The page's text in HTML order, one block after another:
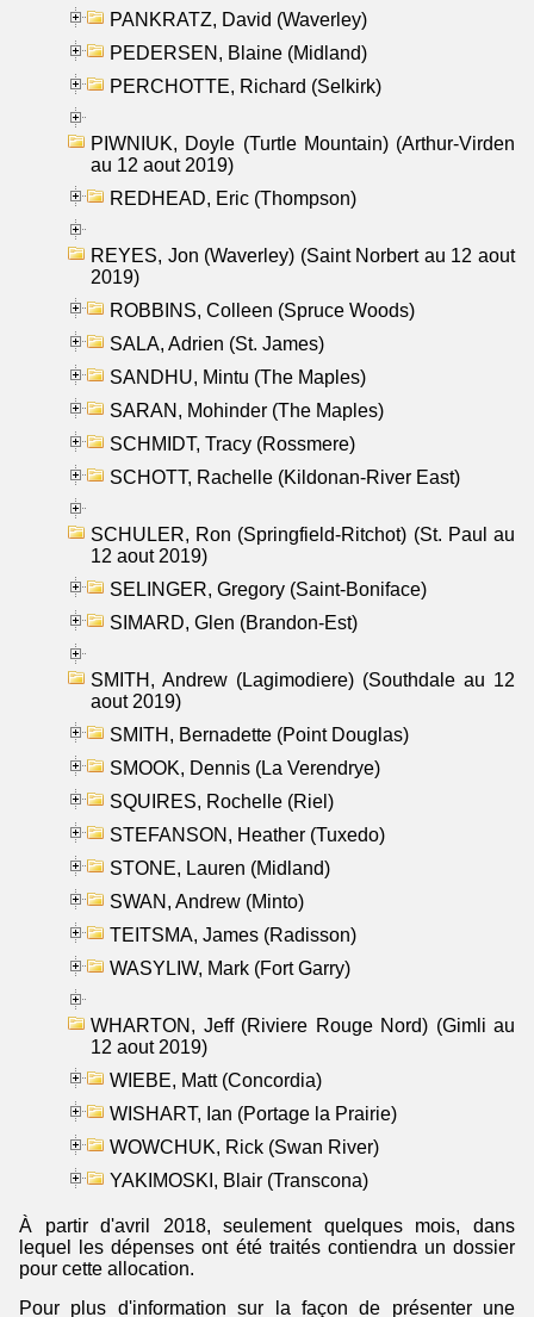
PANKRATZ, David (Waverley)
PEDERSEN, Blaine (Midland)
PERCHOTTE, Richard (Selkirk)
PIWNIUK, Doyle (Turtle Mountain) (Arthur-Virden
au 12 aout 2019)
REDHEAD, Eric (Thompson)
REYES, Jon (Waverley) (Saint Norbert au 12 aout
2019)
ROBBINS, Colleen (Spruce Woods)
SALA, Adrien (St. James)
SANDHU, Mintu (The Maples)
SARAN, Mohinder (The Maples)
SCHMIDT, Tracy (Rossmere)
SCHOTT, Rachelle (Kildonan-River East)
SCHULER, Ron (Springfield-Ritchot) (St. Paul au
12 aout 2019)
SELINGER, Gregory (Saint-Boniface)
SIMARD, Glen (Brandon-Est)
SMITH, Andrew (Lagimodiere) (Southdale au 12
aout 2019)
SMITH, Bernadette (Point Douglas)
SMOOK, Dennis (La Verendrye)
SQUIRES, Rochelle (Riel)
STEFANSON, Heather (Tuxedo)
STONE, Lauren (Midland)
SWAN, Andrew (Minto)
TEITSMA, James (Radisson)
WASYLIW, Mark (Fort Garry)
WHARTON, Jeff (Riviere Rouge Nord) (Gimli au
12 aout 2019)
WIEBE, Matt (Concordia)
WISHART, Ian (Portage la Prairie)
WOWCHUK, Rick (Swan River)
YAKIMOSKI, Blair (Transcona)
À partir d'avril 2018, seulement quelques mois, dans
lequel les dépenses ont été traités contiendra un dossier
pour cette allocation.
Pour plus d'information sur la façon de présenter une